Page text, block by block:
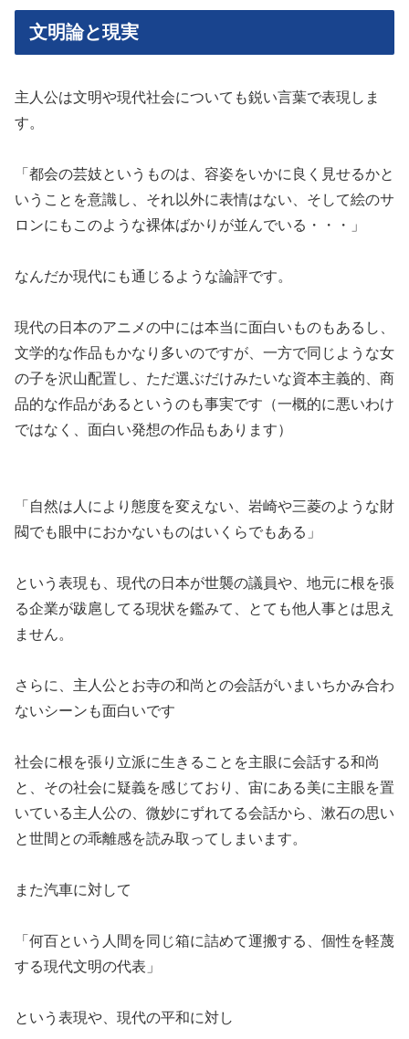
文明論と現実
主人公は文明や現代社会についても鋭い言葉で表現しま
す。
「都会の芸妓というものは、容姿をいかに良く見せるかと
いうことを意識し、それ以外に表情はない、そして絵のサ
ロンにもこのような裸体ばかりが並んでいる・・・」
なんだか現代にも通じるような論評です。
現代の日本のアニメの中には本当に面白いものもあるし、
文学的な作品もかなり多いのですが、一方で同じような女
の子を沢山配置し、ただ選ぶだけみたいな資本主義的、商
品的な作品があるというのも事実です（一概的に悪いわけ
ではなく、面白い発想の作品もあります）
「自然は人により態度を変えない、岩崎や三菱のような財
閥でも眼中におかないものはいくらでもある」
という表現も、現代の日本が世襲の議員や、地元に根を張
る企業が跋扈してる現状を鑑みて、とても他人事とは思え
ません。
さらに、主人公とお寺の和尚との会話がいまいちかみ合わ
ないシーンも面白いです
社会に根を張り立派に生きることを主眼に会話する和尚
と、その社会に疑義を感じており、宙にある美に主眼を置
いている主人公の、微妙にずれてる会話から、漱石の思い
と世間との乖離感を読み取ってしまいます。
また汽車に対して
「何百という人間を同じ箱に詰めて運搬する、個性を軽蔑
する現代文明の代表」
という表現や、現代の平和に対し